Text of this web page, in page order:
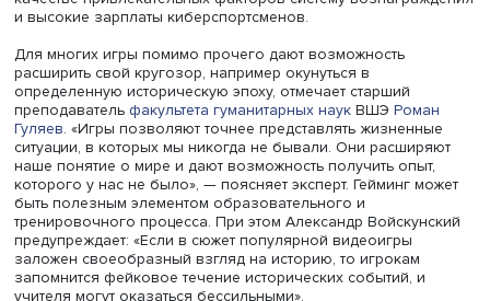
Фото: gofuture.games